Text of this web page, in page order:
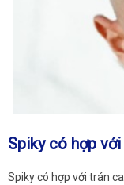
Spiky có hợp
Spiky có hợp với trán